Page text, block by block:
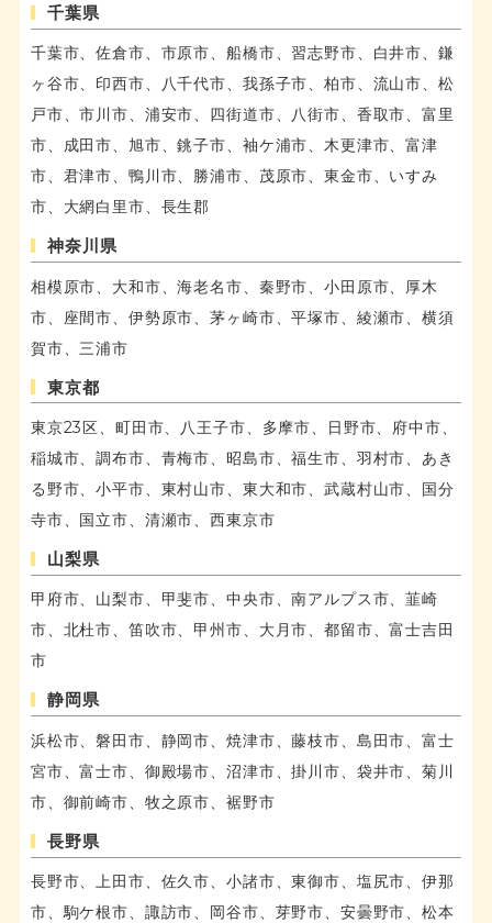
千葉県
千葉市、佐倉市、市原市、船橋市、習志野市、白井市、鎌
ヶ谷市、印西市、八千代市、我孫子市、柏市、流山市、松
戸市、市川市、浦安市、四街道市、八街市、香取市、富里
市、成田市、旭市、銚子市、袖ケ浦市、木更津市、富津
市、君津市、鴨川市、勝浦市、茂原市、東金市、いすみ
市、大網白里市、長生郡
神奈川県
相模原市、大和市、海老名市、秦野市、小田原市、厚木
市、座間市、伊勢原市、茅ヶ崎市、平塚市、綾瀬市、横須
賀市、三浦市
東京都
東京23区、町田市、八王子市、多摩市、日野市、府中市、
稲城市、調布市、青梅市、昭島市、福生市、羽村市、あき
る野市、小平市、東村山市、東大和市、武蔵村山市、国分
寺市、国立市、清瀬市、西東京市
山梨県
甲府市、山梨市、甲斐市、中央市、南アルプス市、韮崎
市、北杜市、笛吹市、甲州市、大月市、都留市、富士吉田
市
静岡県
浜松市、磐田市、静岡市、焼津市、藤枝市、島田市、富士
宮市、富士市、御殿場市、沼津市、掛川市、袋井市、菊川
市、御前崎市、牧之原市、裾野市
長野県
長野市、上田市、佐久市、小諸市、東御市、塩尻市、伊那
市、駒ケ根市、諏訪市、岡谷市、芽野市、安曇野市、松本